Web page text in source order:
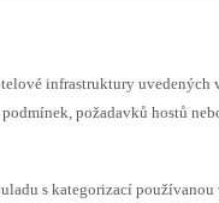
infrastruktury uvedených
požadavků hostů
s kategorizací používanou